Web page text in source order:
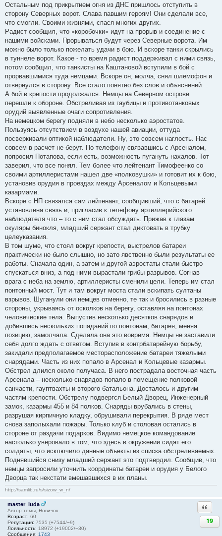
Остальным под прикрытием огня из ДНС пришлось отступить в
сторону Северных ворот. Слава павшим героям! Они сделали все,
что смогли. Своими жизнями, спася многих других.
Радист сообщил, что «коробочки» идут на прорыв и соединение с
нашими войсками. Прорываться будут через Северные ворота. Им
можно было только пожелать удачи в бою. И вскоре танки скрылись
в туннеле ворот. Какое - то время радист поддерживал с ними связь,
потом сообщил, что танкисты на Каштановой вступили в бой с
прорвавшимися туда немцами. Вскоре он, молча, снял шлемофон и
отвернулся в сторону. Все стало понятно без слов и объяснений…
А бой в крепости продолжался. Немцы на Северном острове
перешли к обороне. Обстреливая из гаубицы и противотанковых
орудий выявленные очаги сопротивления.
На немецком берегу подняли в небо несколько аэростатов.
Пользуясь отсутствием в воздухе нашей авиации, оттуда
посверкивали оптикой наблюдатели. Ну, это совсем наглость. Нас
совсем в расчет не берут. По телефону связавшись с Арсеналом,
попросил Потапова, если есть, возможность пугануть нахалов. Тот
заверил, что все понял. Тем более что лейтенант Тимофеенко со
своими артиллеристами нашел две «полковушки» и готовит их к бою,
установив орудия в проездах между Арсеналом и Кольцевыми
казармами.
Вскоре с НП связался сам лейтенант, сообщивший, что с батарей
установлена связь и, пригласив к телефону артиллерийского
наблюдателя что – то с ним стал обсуждать. Прижав к глазам
окуляры бинокля, младший сержант стал диктовать в трубку
целеуказания.
В том шуме, что стоял вокруг крепости, выстрелов батареи
практически не было слышно, но зато явственно были результаты ее
работы. Сначала один, а затем и другой аэростаты стали быстро
спускаться вниз, а под ними вырастали грибы разрывов. Согнав
врага с неба на землю, артиллеристы сменили цели. Теперь им стал
понтонный мост. Тут и там вокруг моста стали вскипать султаны
взрывов. Шуганули они немцев отменно, те так и бросились в разные
стороны, укрываясь от осколков на берегу, оставляя на понтонах
человеческие тела. Выпустив несколько десятков снарядов и
добившись нескольких попаданий по понтонам, батарея, меняя
позицию, замолчала. Сделала она это вовремя. Немцы не заставили
себя долго ждать с ответом. Вступив в контрбатарейную борьбу,
закидали предполагаемое месторасположение батареи тяжелыми
снарядами. Часть из них попало в Арсенал и Кольцевые казармы.
Обстрел длился около получаса. В него пострадала восточная часть
Арсенала – несколько снарядов попало в помещение полковой
санчасти, гауптвахты и второго батальона. Досталось и другим
частям крепости. Обстрелу подвергся Белый Дворец, Инженерный
замок, казармы 455 и 84 полков. Снаряды врубались в стены,
разрушая кирпичную кладку, обрушивали перекрытия. В ряде мест
снова заполыхали пожары. Только клуб и столовая остались в
стороне от раздачи подарков. Видимо немецкое командование
настолько уверовало в том, что здесь в окружении сидят его
солдаты, что исключило данные объекты из списка обстреливаемых.
Поднявшийся снизу младший сержант это подтвердил. Сообщив, что
немцы запросили уточнить координаты батареи и орудия у Белого
Дворца так некстати вмешавшихся в их планы.
http://samlib.ru/s/sizow_w_n/
master_iuda
Автор темы, Новичок
Возраст: 60
Репутация: 7535 (+7544/−9)
Лояльность: 18972 (+19002/−30)
Сообщения: 1743
19